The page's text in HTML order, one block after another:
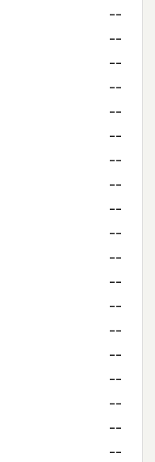
--
--
--
--
--
--
--
--
--
--
--
--
--
--
--
--
--
--
--